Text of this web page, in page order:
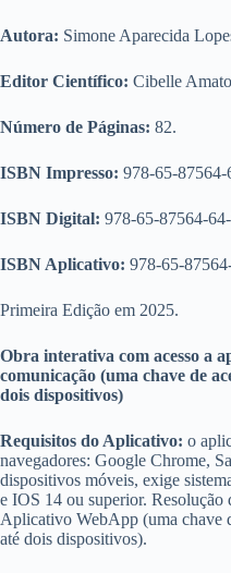
Autora: Simone Aparecida
Editor Científico: Cibelle
Número de Páginas: 82.
ISBN Impresso: 978-65-87564-
ISBN Digital: 978-65-87564-
ISBN Aplicativo: 978-65-
Primeira Edição em 2025.
Obra interativa com acesso a
comunicação (uma chave de
dois dispositivos)
Requisitos do Aplicativo: o
navegadores: Google Chrome,
dispositivos móveis, exige
e IOS 14 ou superior.
Aplicativo WebApp (uma chave
até dois dispositivos).